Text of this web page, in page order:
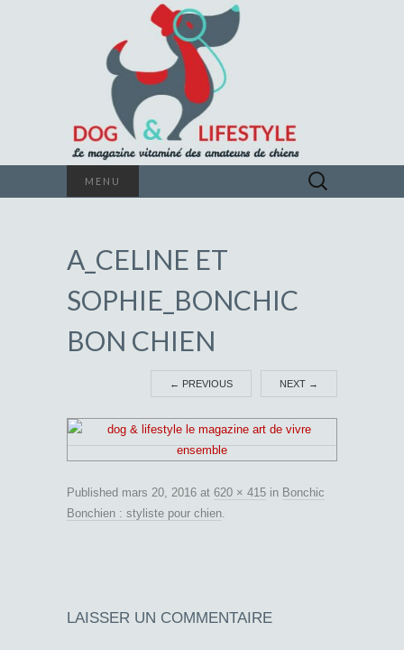
LIFESTYLE
Le magazine vitaminé des amateurs de
chiens
MENU Rechercher :
A_CELINE ET
SOPHIE_BONCHIC
BON CHIEN
← PREVIOUS NEXT →
Published mars 20, 2016 at 620 × 415 in Bonchic
Bonchien : styliste pour chien
LAISSER UN COMMENTAIRE